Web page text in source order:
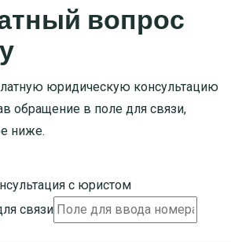
вопрос
юридическую консультацию
обращение в поле для связи,
ниже.
с юристом
связи